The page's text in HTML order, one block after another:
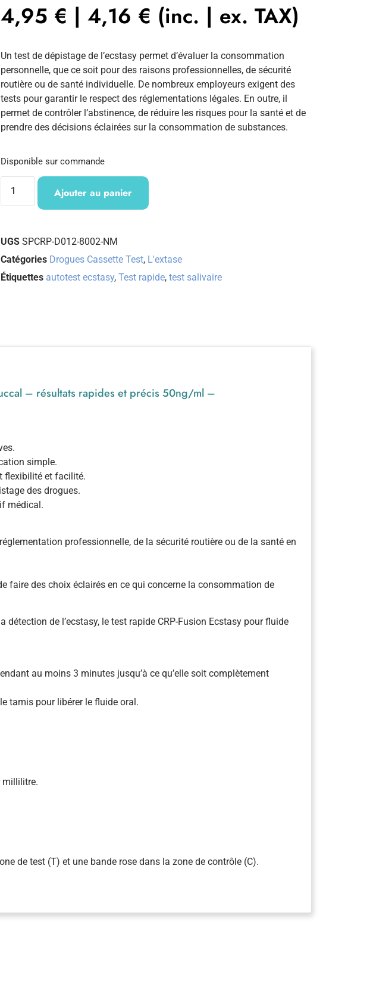
4,95 € | 4,16 € (inc. | ex. TAX)
Un test de dépistage de l’ecstasy permet d’évaluer la consommation
personnelle, que ce soit pour des raisons professionnelles, de sécurité
routière ou de santé individuelle. De nombreux employeurs exigent des
tests pour garantir le respect des réglementations légales. En outre, il
permet de contrôler l’abstinence, de réduire les risques pour la santé et de
prendre des décisions éclairées sur la consommation de substances.
Disponible sur commande
Ajouter au panier
UGS SPCRP-D012-8002-NM
Catégories Drogues Cassette Test, L'extase
Étiquettes autotest ecstasy, Test rapide, test salivaire
– résultats rapides et précis 50ng/ml –
simple.
flexibilité et facilité.
des drogues.
médical.
professionnelle, de la sécurité routière ou de la santé en
faire des choix éclairés en ce qui concerne la consommation de
de l’ecstasy, le test rapide CRP-Fusion Ecstasy pour fluide
au moins 3 minutes jusqu’à ce qu’elle soit complètement
tamis pour libérer le fluide oral.
millilitre.
de test (T) et une bande rose dans la zone de contrôle (C).